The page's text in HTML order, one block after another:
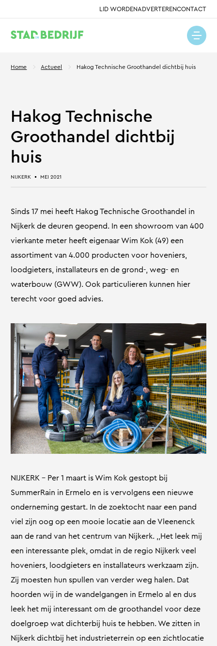
LID WORDENADVERTERENCONTACT
Home Actueel Hakog Technische Groothandel dichtbij huis
Hakog Technische
Groothandel dichtbij
huis
NIJKERK MEI 2021
Sinds 17 mei heeft Hakog Technische Groothandel in
Nijkerk de deuren geopend. In een showroom van 400
vierkante meter heeft eigenaar Wim Kok (49) een
assortiment van 4.000 producten voor hoveniers,
loodgieters, installateurs en de grond-, weg- en
waterbouw (GWW). Ook particulieren kunnen hier
terecht voor goed advies.
NIJKERK – Per 1 maart is Wim Kok gestopt bij
SummerRain in Ermelo en is vervolgens een nieuwe
onderneming gestart. In de zoektocht naar een pand
viel zijn oog op een mooie locatie aan de Vleenenck
aan de rand van het centrum van Nijkerk. ,,Het leek mij
een interessante plek, omdat in de regio Nijkerk veel
hoveniers, loodgieters en installateurs werkzaam zijn.
Zij moesten hun spullen van verder weg halen. Dat
hoorden wij in de wandelgangen in Ermelo al en dus
leek het mij interessant om de groothandel voor deze
doelgroep wat dichterbij huis te hebben. We zitten in
Nijkerk dichtbij het industrieterrein op een zichtlocatie